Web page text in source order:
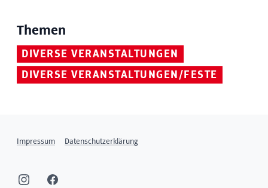
Themen
DIVERSE VERANSTALTUNGEN
DIVERSE VERANSTALTUNGEN/FESTE
Impressum Datenschutzerklärung